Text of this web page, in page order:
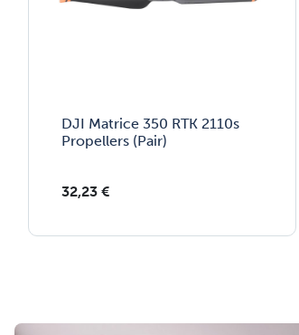
DJI Matrice 350 RTK 2110s
Propellers (Pair)
32,23 €